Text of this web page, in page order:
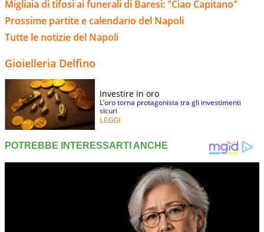
Migliaia di tifosi ai funerali di Baresi: "Ciao Capitano"
Prossime partite e calendario del Napoli
Tutte le notizie del Napoli
Gioielleria Delfino
Investire in oro
L’oro torna protagonista tra gli investimenti
sicuri
LEGGI